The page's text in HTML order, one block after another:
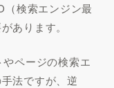
検索エンジン最
あります。
ページの検索エ
法ですが、逆